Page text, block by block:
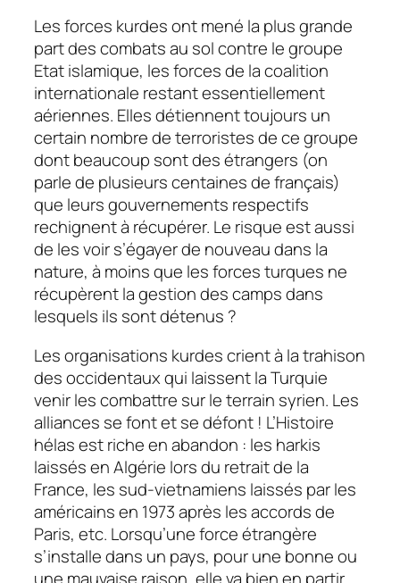
Les forces kurdes ont mené la plus grande
part des combats au sol contre le groupe
Etat islamique, les forces de la coalition
internationale restant essentiellement
aériennes. Elles détiennent toujours un
certain nombre de terroristes de ce groupe
dont beaucoup sont des étrangers (on
parle de plusieurs centaines de français)
que leurs gouvernements respectifs
rechignent à récupérer. Le risque est aussi
de les voir s’égayer de nouveau dans la
nature, à moins que les forces turques ne
récupèrent la gestion des camps dans
lesquels ils sont détenus ?
Les organisations kurdes crient à la trahison
des occidentaux qui laissent la Turquie
venir les combattre sur le terrain syrien. Les
alliances se font et se défont ! L’Histoire
hélas est riche en abandon : les harkis
laissés en Algérie lors du retrait de la
France, les sud-vietnamiens laissés par les
américains en 1973 après les accords de
Paris, etc. Lorsqu’une force étrangère
s’installe dans un pays, pour une bonne ou
une mauvaise raison, elle va bien en partir